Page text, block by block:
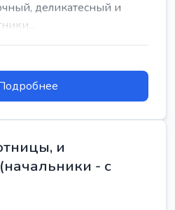
деликатесный и
и
- с